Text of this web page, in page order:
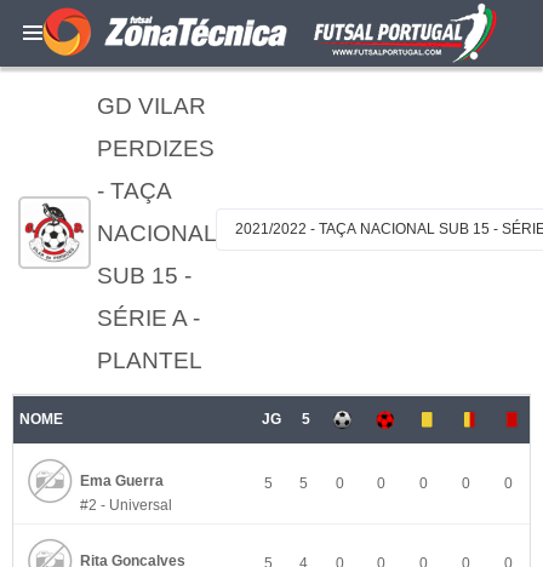
GD VILAR
PERDIZES
- TAÇA
NACIONAL
SUB 15 -
SÉRIE A -
PLANTEL
2021/2022 - TAÇA NACIONAL SUB 15 -
NOME JG 5
Ema Guerra
#2 - Universal
5 5 0 0 0 0 0
Rita Goncalves
5 4 0 0 0 0 0